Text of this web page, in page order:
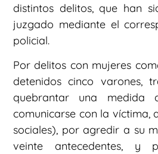
distintos delitos, que han
juzgado mediante el
policial.
Por delitos con mujeres
detenidos cinco varones,
quebrantar una medida
comunicarse con la víctima,
sociales), por agredir a su
veinte antecedentes, y